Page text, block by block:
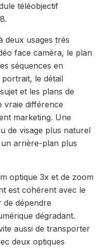
téléobjectif
deux usages très
face caméra, le plan
séquences en
le détail
et les plans de
vraie différence
marketing. Une
de visage plus naturel
arrière-plan plus
optique 3x et de zoom
est cohérent avec le
de dépendre
dégradant.
aussi de transporter
deux optiques